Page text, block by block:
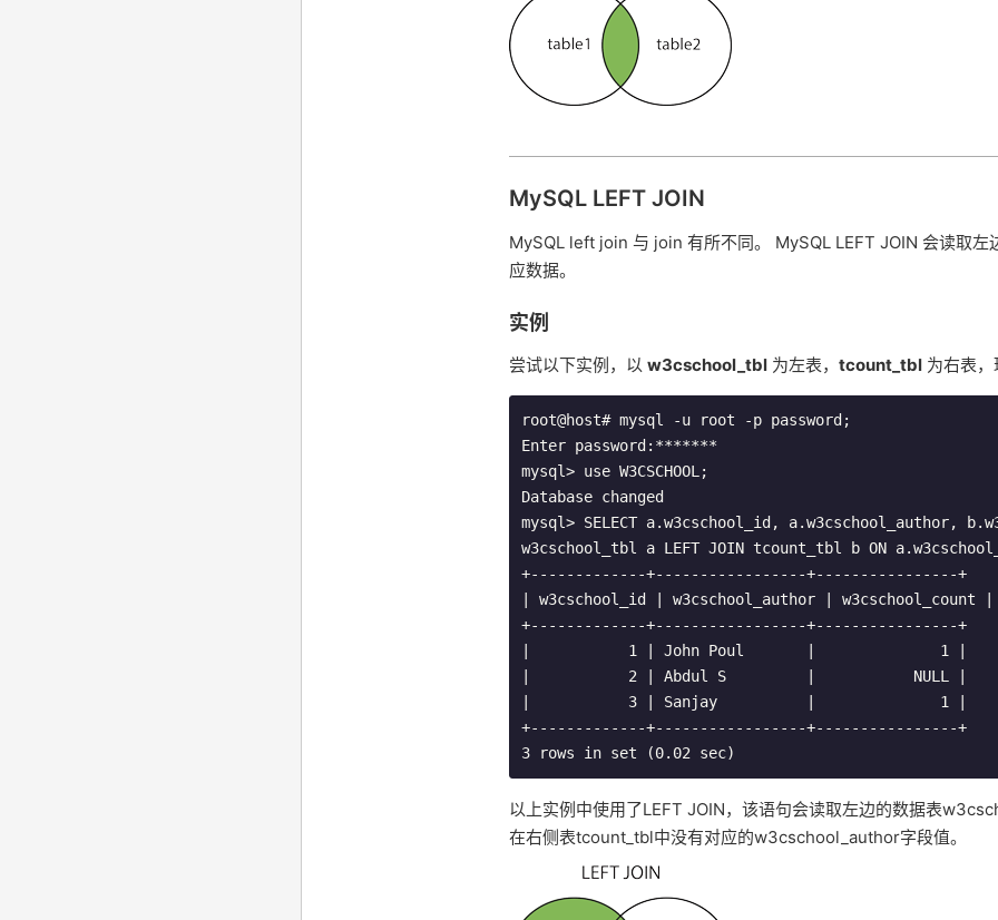
MySQL LEFT JOIN
MySQL left join 与 join 有所不同。 MySQL LEFT JOIN 会读取左
应数据。
实例
尝试以下实例，以 w3cschool_tbl 为左表， tcount_tbl 为右表，
root@host# mysql -u root -p password;
Enter password :*******
mysql> use W3CSCHOOL ;
Database changed
mysql> SELECT a.w3cschool _id , a.w3cschool _author, b.
w3cschool_tbl a LEFT JOIN tcount_tbl b ON a.w3cschool
+-------------+-----------------+----------------+
w3cschool_id w3cschool_author w3cschool_count
+-------------+-----------------+----------------+
1 John Poul 1
2 Abdul S
           NULL
3 Sanjay 1
+-------------+-----------------+----------------+
3 rows in set (0.02 sec)
以上实例中使用了LEFT JOIN，该语句会读取左边的数据表
在右侧表tcount_tbl中没有对应的w3cschool_author字段值。